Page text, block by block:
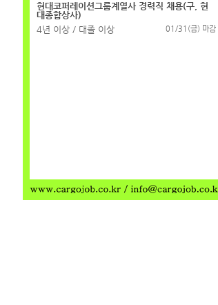
현대코퍼레이션그룹계열사 경력직 채용(구, 현
대종합상사)
4년 이상 / 대졸 이상
01/31(금) 마감